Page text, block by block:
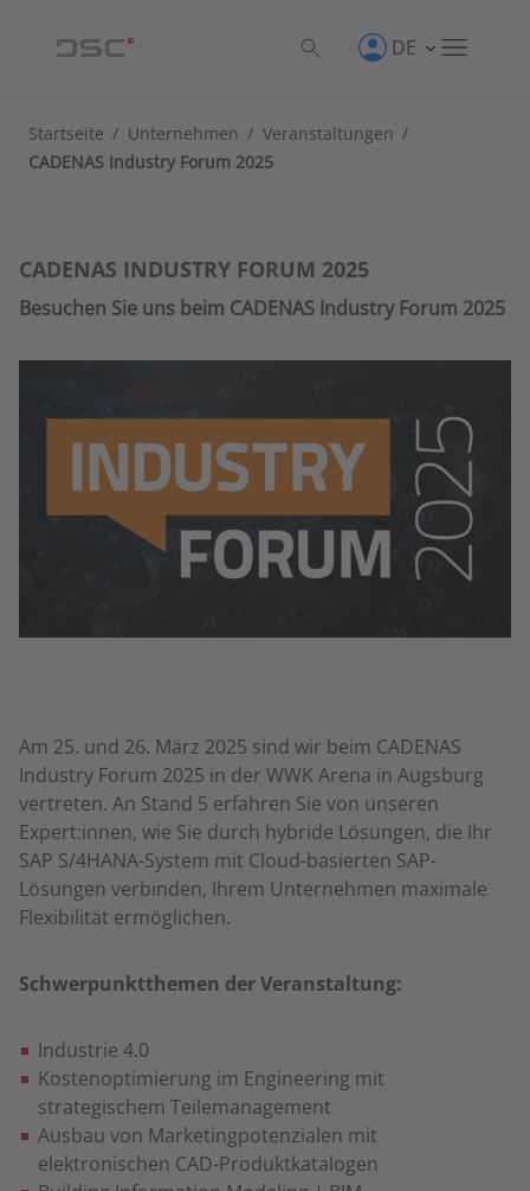
DE
Startseite / Unternehmen / Veranstaltungen /
CADENAS Industry Forum 2025
CADENAS INDUSTRY FORUM 2025
Besuchen Sie uns beim CADENAS Industry Forum 2025
Am 25. und 26. März 2025 sind wir beim CADENAS
Industry Forum 2025 in der WWK Arena in Augsburg
vertreten. An Stand 5 erfahren Sie von unseren
Expert:innen, wie Sie durch hybride Lösungen, die Ihr
SAP S/4HANA-System mit Cloud-basierten SAP-
Lösungen verbinden, Ihrem Unternehmen maximale
Flexibilität ermöglichen.
Schwerpunktthemen der Veranstaltung:
Industrie 4.0
Kostenoptimierung im Engineering mit
strategischem Teilemanagement
Ausbau von Marketingpotenzialen mit
elektronischen CAD-Produktkatalogen